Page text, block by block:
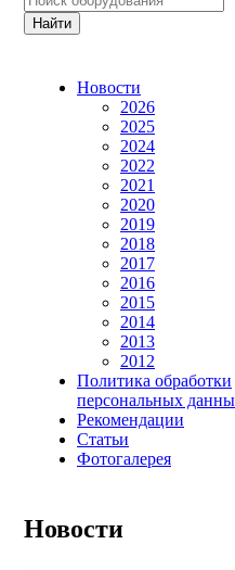
Новости
2026
2025
2024
2022
2021
2020
2019
2018
2017
2016
2015
2014
2013
2012
Политика обработки
персональных
Рекомендации
Статьи
Фотогалерея
Новости